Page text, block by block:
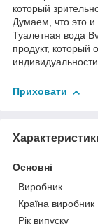
который
Думаем, что это
Туалетная вода
продукт, который
Приховати
Основні
Виробник
Країна виробник
Рік випуску